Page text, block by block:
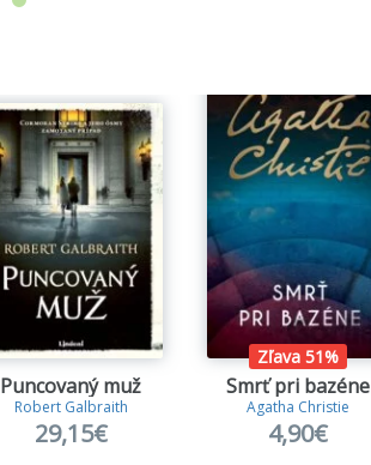
Puncovaný muž
Robert Galbraith
29,15€
Zľava 51%
Smrť pri bazéne
Agatha Christie
4,90€